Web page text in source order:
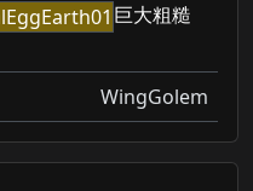
巨大粗糙
WingGolem